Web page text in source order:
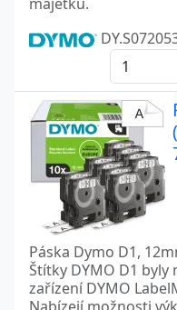
Páska Dymo D1,
Štítky DYMO D1
zařízení DYMO